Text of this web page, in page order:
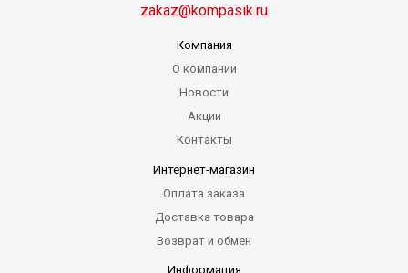
zakaz@kompasik.ru
Компания
О компании
Новости
Акции
Контакты
Интернет-магазин
Оплата заказа
Доставка товара
Возврат и обмен
Информация